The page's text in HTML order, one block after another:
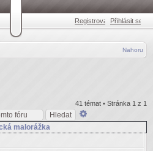
Registrovat •Přihlásit se
Nahoru
41 témat • Stránka 1 z 1
hledání
malorážka